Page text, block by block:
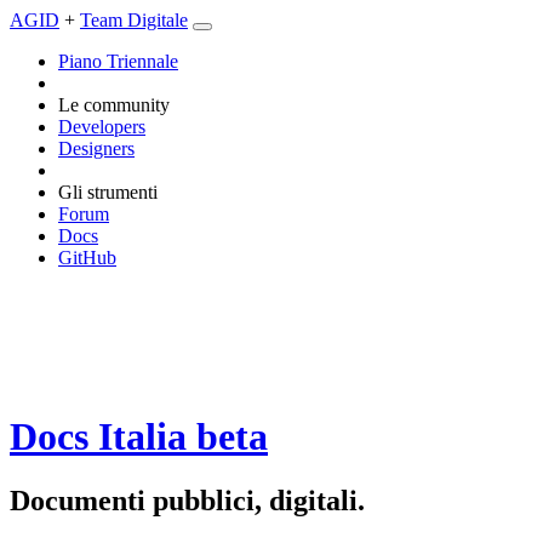
AGID + Team Digitale
Piano Triennale
Le community
Developers
Designers
Gli strumenti
Forum
Docs
GitHub
Docs Italia beta
Documenti pubblici, digitali.